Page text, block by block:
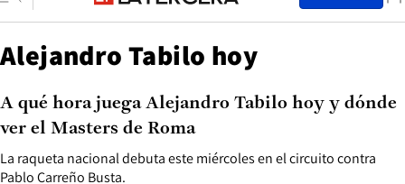
Alejandro Tabilo hoy
La raqueta nacional debuta este miércoles en el circuito contra
Pablo Carreño Busta.
A qué hora juega Alejandro Tabilo hoy y dónde
ver el Masters de Roma